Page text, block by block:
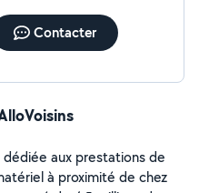
Contacter
aux prestations de
à proximité de chez